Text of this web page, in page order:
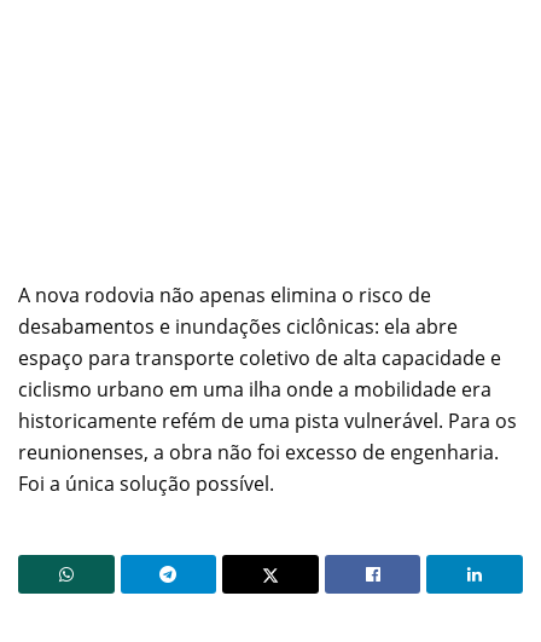
A nova rodovia não apenas elimina o risco de
desabamentos e inundações ciclônicas: ela abre
espaço para transporte coletivo de alta capacidade e
ciclismo urbano em uma ilha onde a mobilidade era
historicamente refém de uma pista vulnerável. Para os
reunionenses, a obra não foi excesso de engenharia.
Foi a única solução possível.